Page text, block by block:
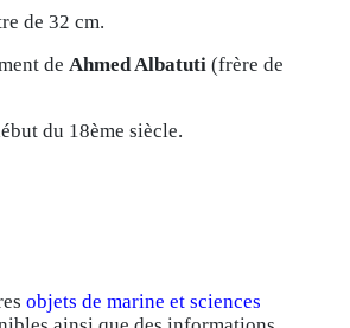
de 32 cm.
deAhmed Albatuti(frère de
du 18ème siècle.
objets de marine et sciences